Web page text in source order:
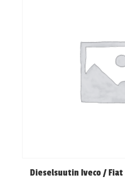
Dieselsuutin Iveco / Fiat